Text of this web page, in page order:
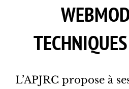
L’APJRC propose à